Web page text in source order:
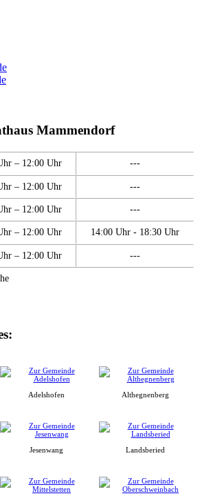
Mammendorf
– 12:00 Uhr ---
– 12:00 Uhr ---
– 12:00 Uhr ---
– 12:00 Uhr 14:00 Uhr - 18:30 Uhr
– 12:00 Uhr ---
Adelshofen Althegnenberg
Jesenwang Landsberied